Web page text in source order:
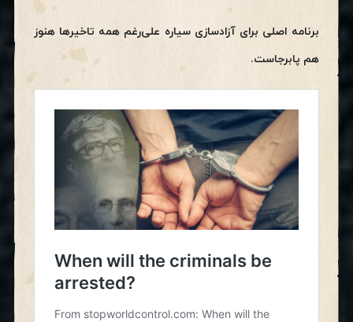
برنامه اصلی برای آزادسازی سیاره علی‌رغم همه تاخیرها هنوز
هم پابرجاست.